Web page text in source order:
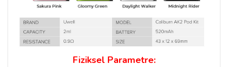
Fiziksel Parametre: